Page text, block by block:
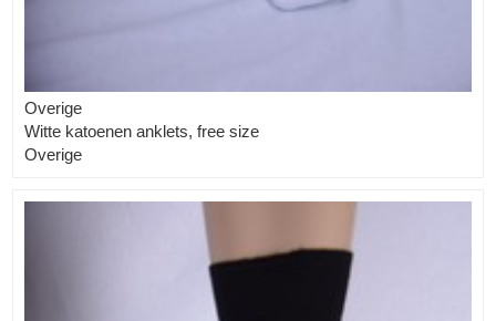
Overige
Witte katoenen anklets, free size
Overige